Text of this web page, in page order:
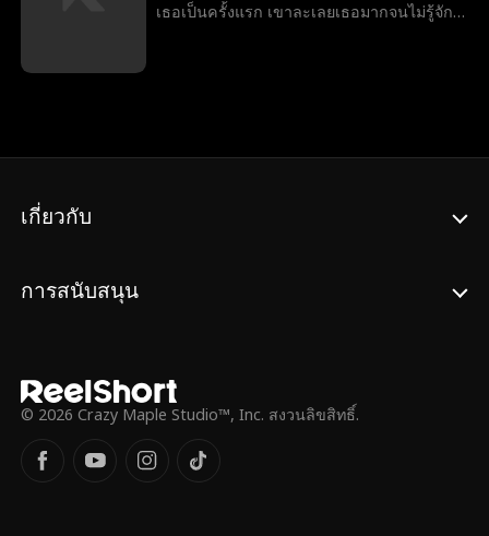
เธอเป็นครั้งแรก เขาละเลยเธอมากจนไม่รู้จัก
เกี่ยวกับ
การสนับสนุน
© 2026 Crazy Maple Studio™, Inc. สงวนลิขสิทธิ์.